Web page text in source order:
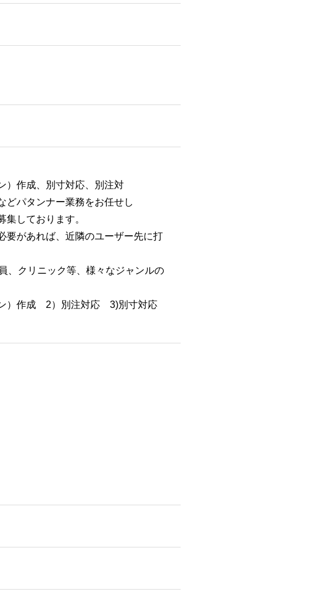
）作成、別寸対応、別注対
どパタンナー業務をお任せし
しております。
要があれば、近隣のユーザー先に打
、クリニック等、様々なジャンルの
ン）作成 2）別注対応 3)別寸対応